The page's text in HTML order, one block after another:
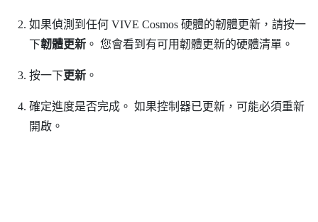
如果偵測到任何 VIVE Cosmos硬體的韌體更新，請按一
下韌體更新。 您會看到有可用韌體更新的硬體清單。
按一下更新。
確定進度是否完成。 如果控制器已更新，可能必須重新
開啟。